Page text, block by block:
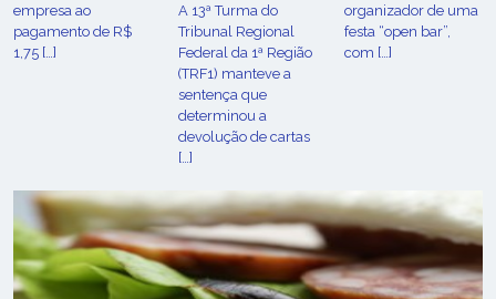
empresa ao
pagamento de R$
1,75 […]
A 13ª Turma do
Tribunal Regional
Federal da 1ª Região
(TRF1) manteve a
sentença que
determinou a
devolução de cartas
[…]
organizador de uma
festa “open bar”,
com […]